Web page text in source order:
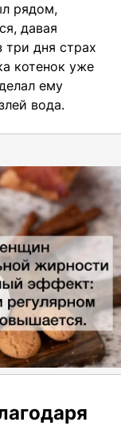
рядом,
давая
три дня страх
котенок уже
ему
вода.